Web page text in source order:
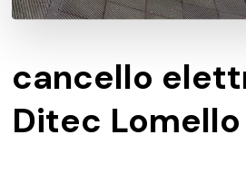
cancello
Ditec Lomello